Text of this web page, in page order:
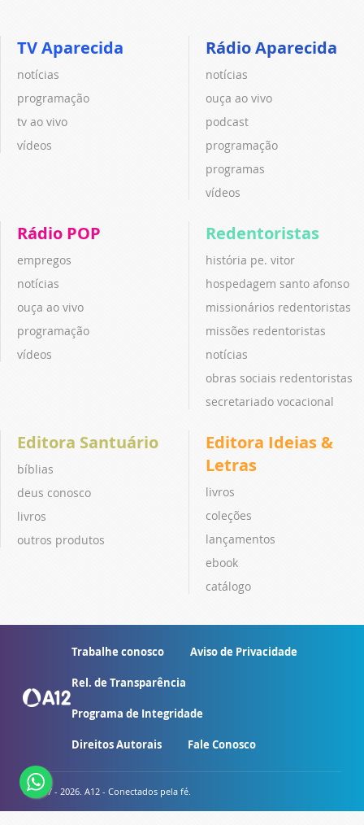
TV Aparecida
notícias
programação
tv ao vivo
vídeos
Rádio Aparecida
notícias
ouça ao vivo
podcast
programação
programas
vídeos
Rádio POP
empregos
notícias
ouça ao vivo
programação
vídeos
Redentoristas
história pe. vitor
hospedagem santo afonso
missionários redentoristas
missões redentoristas
notícias
obras sociais redentoristas
secretariado vocacional
Editora Santuário
bíblias
deus conosco
livros
outros produtos
Editora Ideias &
Letras
livros
coleções
lançamentos
ebook
catálogo
Trabalhe conosco Aviso de Privacidade
Rel. de Transparência
Programa de Integridade
Direitos Autorais Fale Conosco
© 2007 - 2026. A12 - Conectados pela fé.